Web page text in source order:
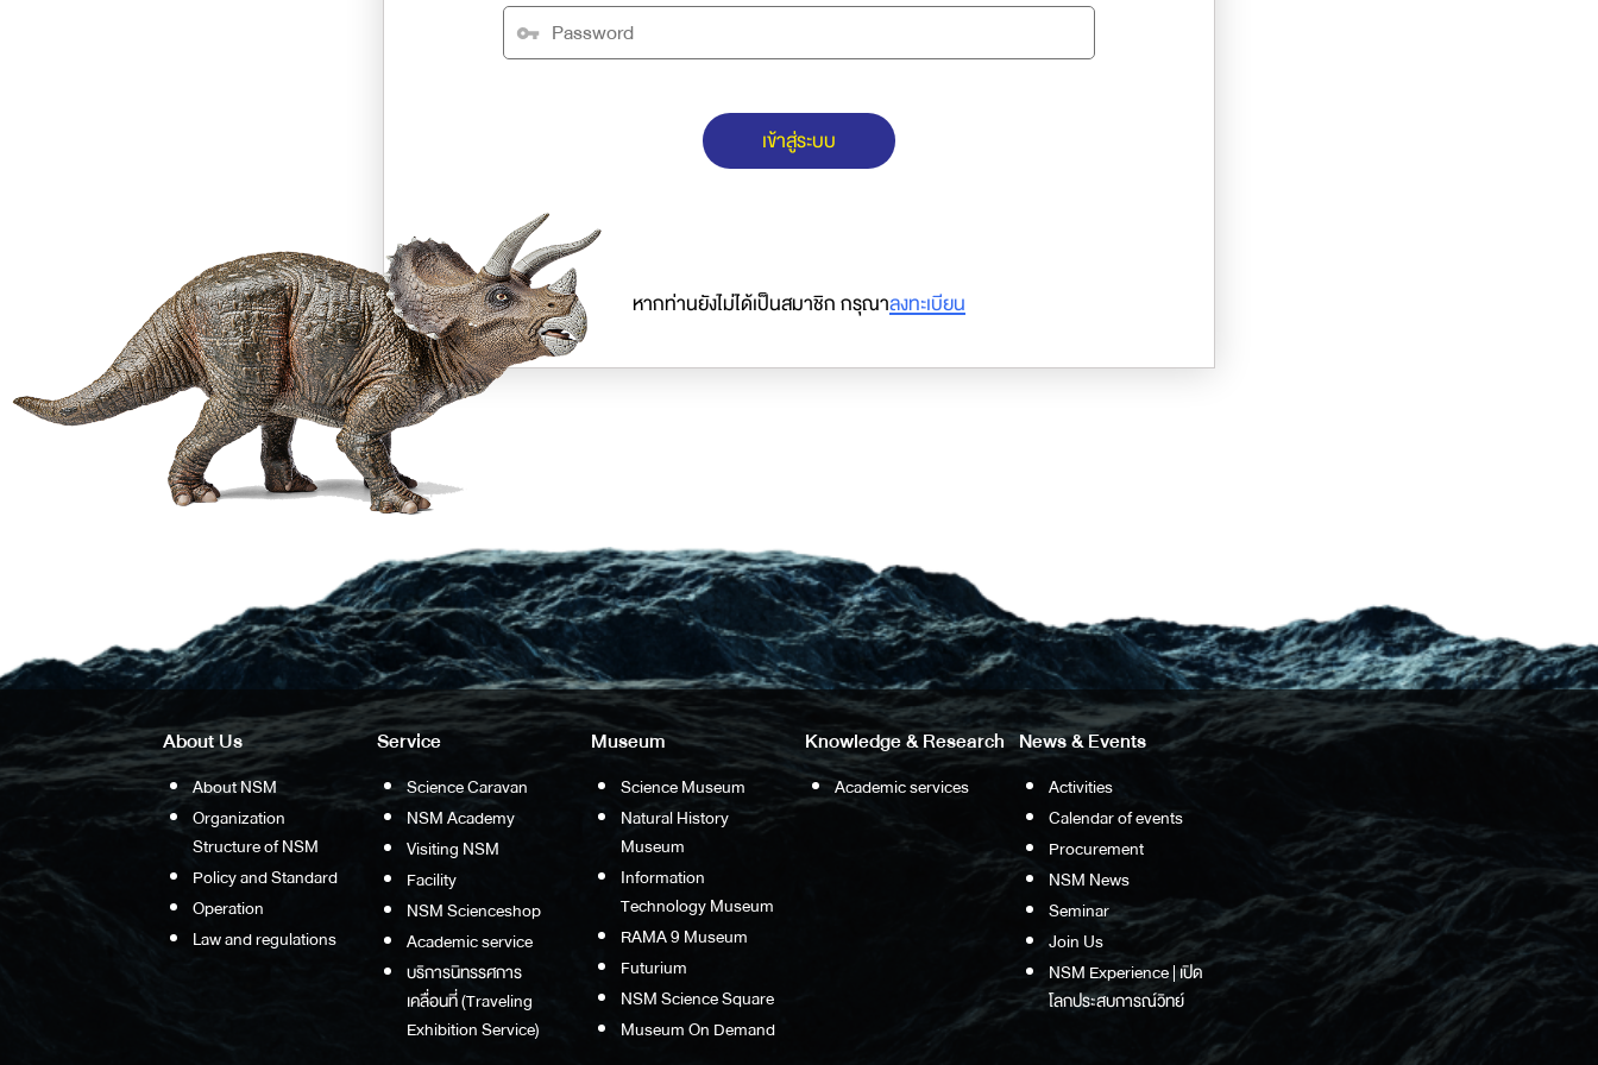
เข้าสู่ระบบ
หากท่านยังไม่ได้เป็นสมาชิก กรุณาลงทะเบียน
About Us
About NSM
Organization
Structure of NSM
Policy and Standard
Operation
Law and regulations
Service
Science Caravan
NSM Academy
Visiting NSM
Facility
NSM Scienceshop
Academic service
บริการนิทรรศการ
เคลื่อนที่ (Traveling
Exhibition Service)
Museum
Science Museum
Natural History
Museum
Information
Technology Museum
RAMA 9 Museum
Futurium
NSM Science Square
Museum On Demand
Knowledge & Research
Academic services
News & Events
Activities
Calendar of events
Procurement
NSM News
Seminar
Join Us
NSM Experience | เปิด
โลกประสบการณ์วิทย์